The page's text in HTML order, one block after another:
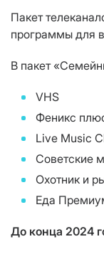
Пакет
программы для
В пакет
VHS
Феникс
Live Music
Советские
Охотник и
Еда
До конца 2024